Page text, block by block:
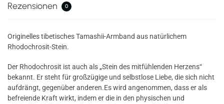
Rezensionen 0
Originelles tibetisches Tamashii-Armband aus natürlichem
Rhodochrosit-Stein.
Der Rhodochrosit ist auch als „Stein des mitfühlenden Herzens“
bekannt. Er steht für großzügige und selbstlose Liebe, die sich nicht
aufdrängt, gegenüber anderen.Es wird angenommen, dass er als
befreiende Kraft wirkt, indem er die in den physischen und